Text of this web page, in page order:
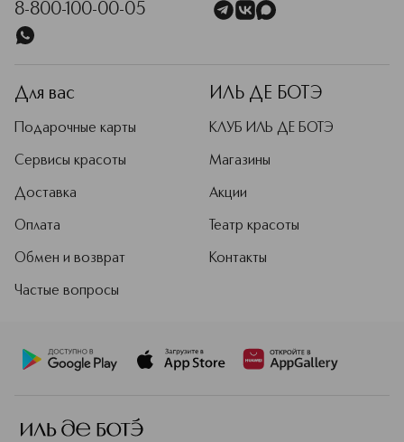
8-800-100-00-05
Для вас
Подарочные карты
Сервисы красоты
Доставка
Оплата
Обмен и возврат
Частые вопросы
ИЛЬ ДЕ БОТЭ
КЛУБ ИЛЬ ДЕ БОТЭ
Магазины
Акции
Театр красоты
Контакты